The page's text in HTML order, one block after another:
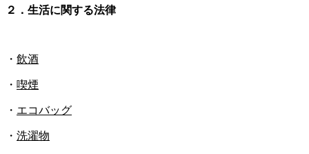
２．生活に関する法律
・ 飲酒
・ 喫煙
・ エコバッグ
・ 洗濯物